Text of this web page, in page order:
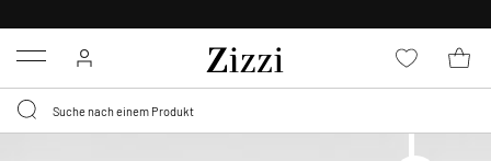
Menu